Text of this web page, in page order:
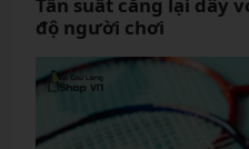
độ người chơi